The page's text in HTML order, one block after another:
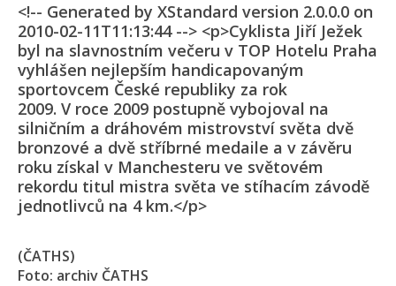
<!-- Generated by XStandard version 2.0.0.0 on
2010-02-11T11:13:44 --> <p>Cyklista Jiří Ježek
byl na slavnostním večeru v TOP Hotelu Praha
vyhlášen nejlepším handicapovaným
sportovcem České republiky za rok
2009. V roce 2009 postupně vybojoval na
silničním a dráhovém mistrovství světa dvě
bronzové a dvě stříbrné medaile a v závěru
roku získal v Manchesteru ve světovém
rekordu titul mistra světa ve stíhacím závodě
jednotlivců na 4 km.</p>
(ČATHS)
Foto: archiv ČATHS